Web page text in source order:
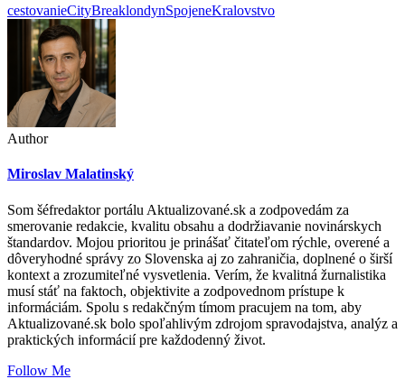
cestovanieCityBreaklondynSpojeneKralovstvo
Author
Miroslav Malatinský
Som šéfredaktor portálu Aktualizované.sk a zodpovedám za
smerovanie redakcie, kvalitu obsahu a dodržiavanie novinárskych
štandardov. Mojou prioritou je prinášať čitateľom rýchle, overené a
dôveryhodné správy zo Slovenska aj zo zahraničia, doplnené o širší
kontext a zrozumiteľné vysvetlenia. Verím, že kvalitná žurnalistika
musí stáť na faktoch, objektivite a zodpovednom prístupe k
informáciám. Spolu s redakčným tímom pracujem na tom, aby
Aktualizované.sk bolo spoľahlivým zdrojom spravodajstva, analýz a
praktických informácií pre každodenný život.
Follow Me